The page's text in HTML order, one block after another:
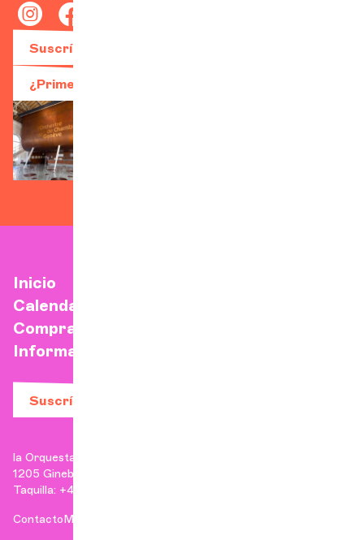
Suscríbase a nuestro boletín
¿Primera visita?
Inicio
Calendario
Comprar una entrada
Información práctica
Suscríbase a nuestro boletín
la Orquesta de Cámara de Ginebra
1205 Ginebra
Taquilla: +41 22 807 17 90 | Administración: +41 22 807 17 96
ContactoMenciones legales